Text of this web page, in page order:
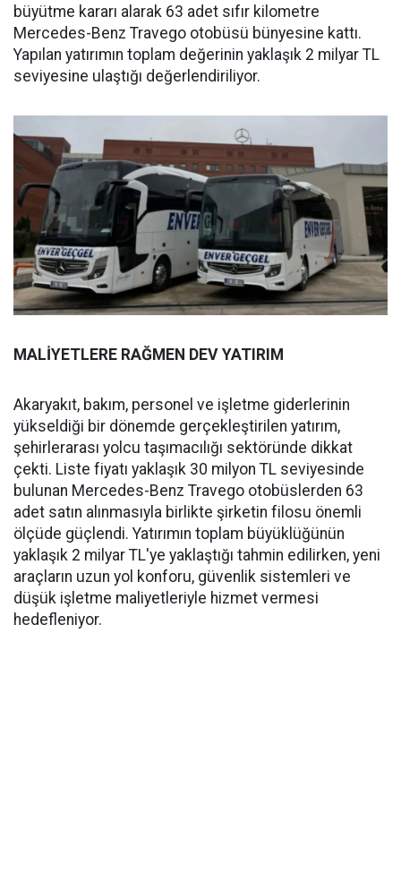
büyütme kararı alarak 63 adet sıfır kilometre
Mercedes-Benz Travego otobüsü bünyesine kattı.
Yapılan yatırımın toplam değerinin yaklaşık 2 milyar TL
seviyesine ulaştığı değerlendiriliyor.
MALİYETLERE RAĞMEN DEV YATIRIM
Akaryakıt, bakım, personel ve işletme giderlerinin
yükseldiği bir dönemde gerçekleştirilen yatırım,
şehirlerarası yolcu taşımacılığı sektöründe dikkat
çekti. Liste fiyatı yaklaşık 30 milyon TL seviyesinde
bulunan Mercedes-Benz Travego otobüslerden 63
adet satın alınmasıyla birlikte şirketin filosu önemli
ölçüde güçlendi. Yatırımın toplam büyüklüğünün
yaklaşık 2 milyar TL'ye yaklaştığı tahmin edilirken, yeni
araçların uzun yol konforu, güvenlik sistemleri ve
düşük işletme maliyetleriyle hizmet vermesi
hedefleniyor.